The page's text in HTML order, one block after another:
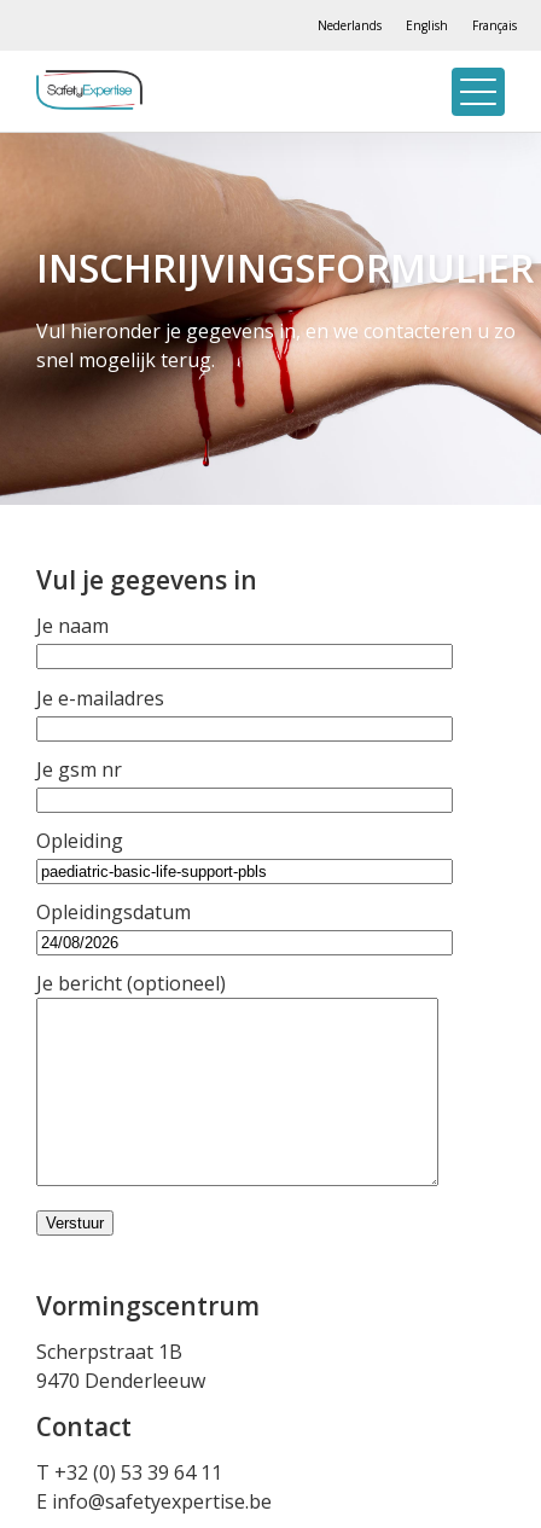
Nederlands English Français
INSCHRIJVINGSFORMULIER
Vul hieronder je gegevens in, en we contacteren u zo
snel mogelijk terug.
Vul je gegevens in
Je naam
Je e-mailadres
Je gsm nr
Opleiding
Opleidingsdatum
Je bericht (optioneel)
Vormingscentrum
Scherpstraat 1B
9470 Denderleeuw
Contact
T +32 (0) 53 39 64 11
E info@safetyexpertise.be